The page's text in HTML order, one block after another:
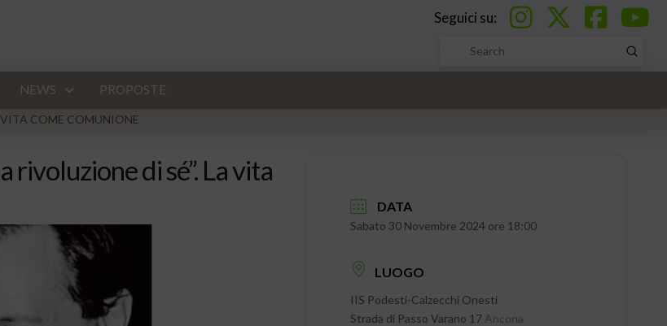
Seguici su:
Search
Submit
NEWS PROPOSTE
COME COMUNIONE
di sé”. La vita
DATA
Sabato 30 Novembre 2024 ore 18:00
LUOGO
IIS Podesti-Calzecchi Onesti
Strada di Passo Varano 17 Ancona